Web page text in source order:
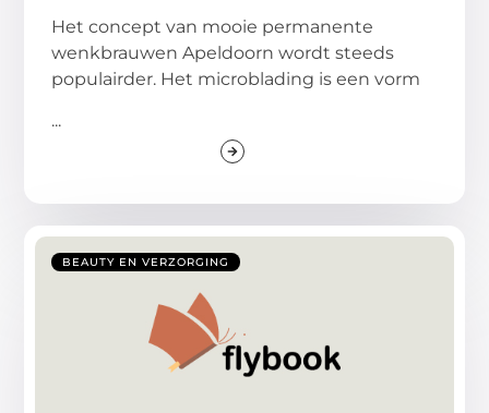
Het concept van mooie permanente
wenkbrauwen Apeldoorn wordt steeds
populairder. Het microblading is een vorm
...
BEAUTY EN VERZORGING